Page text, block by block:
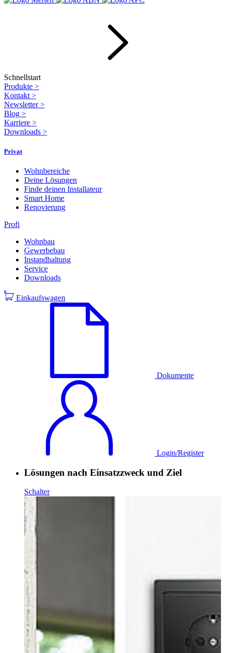
Schnellstart
Produkte >
Kontakt >
Newsletter>
Blog >
Karriere >
Downloads >
Privat
Wohnbereiche
Deine Lösungen
Finde deinen Installateur
Smart Home
Renovierung
Profi
Wohnbau
Gewerbebau
Instandhaltung
Service
Downloads
Einkaufswagen
Dokumente
Login/Register
Lösungen nach Einsatzzweck und Ziel
Schalter